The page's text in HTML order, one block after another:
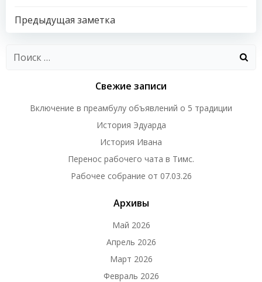
Навигация
по
записям
Предыдущая заметка
Свежие записи
Включение в преамбулу объявлений о 5 традиции
История Эдуарда
История Ивана
Перенос рабочего чата в Тимс.
Рабочее собрание от 07.03.26
Архивы
Май 2026
Апрель 2026
Март 2026
Февраль 2026